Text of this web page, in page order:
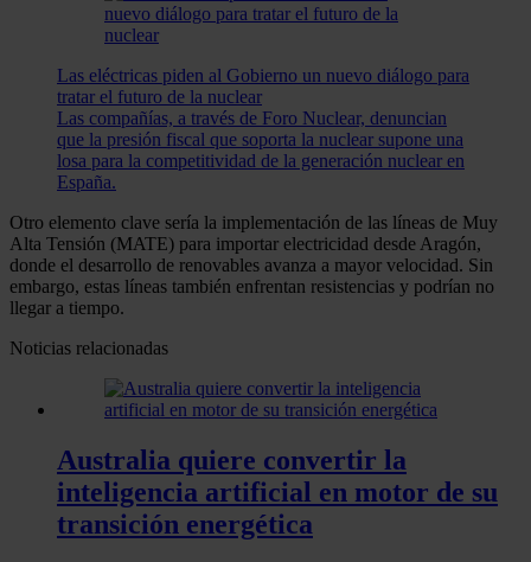
Las eléctricas piden al Gobierno un nuevo diálogo para
tratar el futuro de la nuclear
Las compañías, a través de Foro Nuclear, denuncian
que la presión fiscal que soporta la nuclear supone una
losa para la competitividad de la generación nuclear en
España.
Otro elemento clave sería la implementación de las líneas de Muy
Alta Tensión (MATE) para importar electricidad desde Aragón,
donde el desarrollo de renovables avanza a mayor velocidad. Sin
embargo, estas líneas también enfrentan resistencias y podrían no
llegar a tiempo.
Noticias relacionadas
Australia quiere convertir la
inteligencia artificial en motor de su
transición energética